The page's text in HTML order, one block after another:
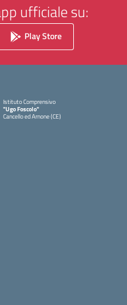
ufficiale su:
Play Store
Istituto Comprensivo
"Ugo Foscolo"
Cancello ed Arnone (CE)